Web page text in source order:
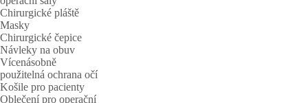
Chirurgické pláště
Masky
Chirurgické čepice
Návleky na obuv
Vícenásobně
použitelná ochrana očí
Košile pro pacienty
Oblečení pro operační